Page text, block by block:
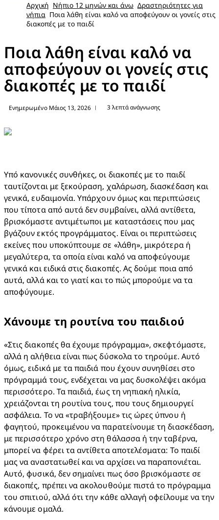
Αρχική Νήπιο 12 μηνών και άνω Δραστηριότητες για
νήπια Ποια λάθη είναι καλό να αποφεύγουν οι γονείς στις
διακοπές με το παιδί
Ποια λάθη είναι καλό να
αποφεύγουν οι γονείς στις
διακοπές με το παιδί
Ενημερωμένο Μάιος 13, 2026 | 3 λεπτά ανάγνωσης
Υπό κανονικές συνθήκες, οι διακοπές με το παιδί
ταυτίζονται με ξεκούραση, χαλάρωση, διασκέδαση και
γενικά, ευδαιμονία. Υπάρχουν όμως και περιπτώσεις
που τίποτα από αυτά δεν συμβαίνει, αλλά αντίθετα,
βρισκόμαστε αντιμέτωποι με καταστάσεις που μας
βγάζουν εκτός προγράμματος. Είναι οι περιπτώσεις
εκείνες που υποκύπτουμε σε «λάθη», μικρότερα ή
μεγαλύτερα, τα οποία είναι καλό να αποφεύγουμε
γενικά και ειδικά στις διακοπές. Ας δούμε ποια από
αυτά, αλλά και το γιατί και το πώς μπορούμε να τα
αποφύγουμε.
Χάνουμε τη ρουτίνα του παιδιού
«Στις διακοπές θα έχουμε πρόγραμμα», σκεφτόμαστε,
αλλά η αλήθεια είναι πως δύσκολα το τηρούμε. Αυτό
όμως, ειδικά με τα παιδιά που έχουν συνηθίσει στο
πρόγραμμά τους, ενδέχεται να μας δυσκολέψει ακόμα
περισσότερο. Τα παιδιά, έως τη νηπιακή ηλικία,
χρειάζονται τη ρουτίνα τους, που τους δημιουργεί
ασφάλεια. Το να «τραβήξουμε» τις ώρες ύπνου ή
φαγητού, προκειμένου να παρατείνουμε τη διασκέδαση,
με περισσότερο χρόνο στη θάλασσα ή την ταβέρνα,
μπορεί να φέρει τα αντίθετα αποτελέσματα: Το παιδί
μας να αναστατωθεί και να αρχίσει να παραπονιέται.
Αυτό, φυσικά, δεν σημαίνει πως όσο βρισκόμαστε σε
διακοπές, πρέπει να ακολουθούμε πιστά το πρόγραμμα
του σπιτιού, αλλά ότι την κάθε αλλαγή οφείλουμε να την
κάνουμε ομαλά.